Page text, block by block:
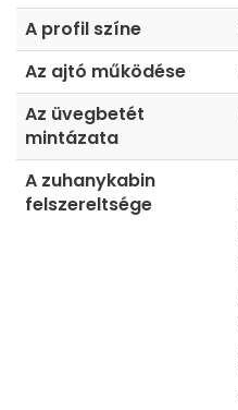
A profil színe
Az ajtó működése
Az üvegbetét
mintázata
A zuhanykabin
felszereltsége